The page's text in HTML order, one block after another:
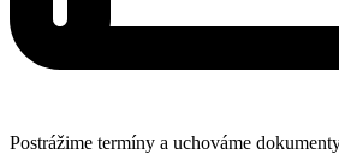
Postrážime termíny a uchováme